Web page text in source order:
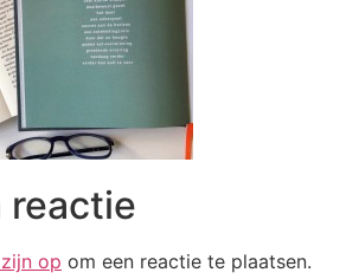
reactie
op om een reactie te plaatsen.